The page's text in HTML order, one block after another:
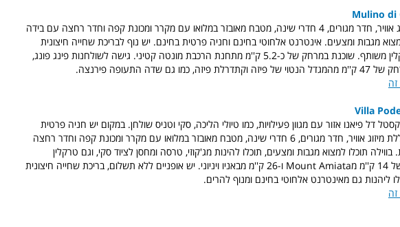
Mulino di
הווילה כוללת מיזוג אוויר, חדר מגורים, 4 חדרי שינה, מטבח מאובזר במלואו עם מקרר ומכונת קפה וחדר רחצה עם בידה
מגבות ומצעים. אינטרנט אלחוטי בחינם וחניה פרטית בחינם. יש נוף לבריכת שחייה חיצונית
בעונה, גינה וטרקלין משותף. שוכנת במרחק של כ-5.2 ק''מ מתחנת הרכבת מונטה קטיני. גישה לשולחנות פינג פונג,
גם שדה התעופה פירנצה.
Villa
דל פיאנו אזור עם מגוון פעילויות, כמו טיולי הליכה, סקי וטניס שולחן. במקום יש חניה פרטית
בחינם. הווילה כוללת מיזוג אוויר, חדר מגורים, 6 חדרי שינה, מטבח מאובזר במלואו עם מקרר ומכונת קפה וחדר רחצה
תוכלו למצוא מגבות ומצעים, תוכלו להינות מג'קוזי, טרסה ומחסן לציוד סקי, וגם טרקלין
משותף. במרחק של 14 ק''מ מMount Amiata ו-26 ק''מ מבאניו ויניוני. יש אופניים ללא תשלום, בריכת שחייה חיצונית
ליהנות גם מאינטרנט אלחוטי בחינם ומנוף להרים.